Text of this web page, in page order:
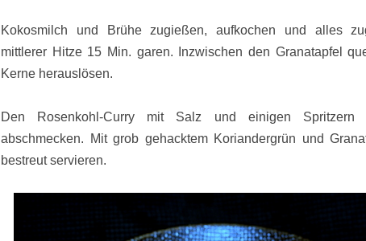
Kokosmilch und Brühe zugießen, aufkochen und alles
mittlerer Hitze 15 Min. garen. Inzwischen den Granatapfel
Kerne herauslösen.
Den Rosenkohl-Curry mit Salz und einigen Spritzern
abschmecken. Mit grob gehacktem Koriandergrün und
bestreut servieren.